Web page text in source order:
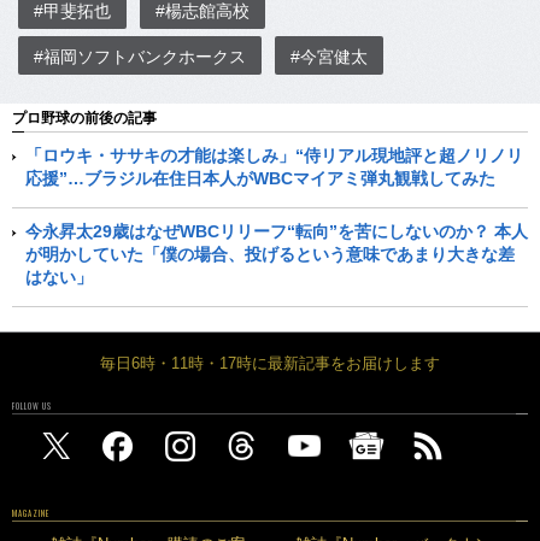
#甲斐拓也 #楊志館高校
#福岡ソフトバンクホークス #今宮健太
プロ野球の前後の記事
「ロウキ・ササキの才能は楽しみ」“侍リアル現地評と超ノリノリ
応援”…ブラジル在住日本人がWBCマイアミ弾丸観戦してみた
今永昇太29歳はなぜWBCリリーフ“転向”を苦にしないのか？ 本人
が明かしていた「僕の場合、投げるという意味であまり大きな差
はない」
毎日6時・11時・17時に最新記事をお届けします
FOLLOW US
MAGAZINE